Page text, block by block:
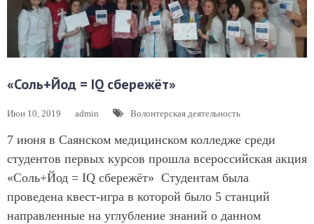
«Соль+Йод = IQ сбережёт»
Июн 10, 2019 admin Волонтерская деятельность
7 июня в Саянском медицинском колледже среди
студентов первых курсов прошла всероссийская акция
«Соль+Йод = IQ сбережёт» Студентам была
проведена квест-игра в которой было 5 станций
направленные на углубление знаний о данном